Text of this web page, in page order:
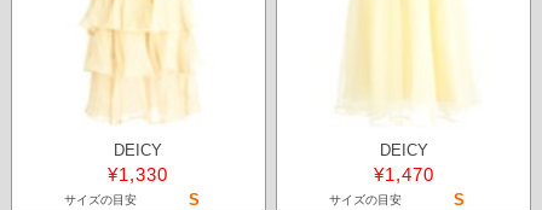
DEICY
¥1,330
サイズの目安 S
DEICY
¥1,470
サイズの目安 S